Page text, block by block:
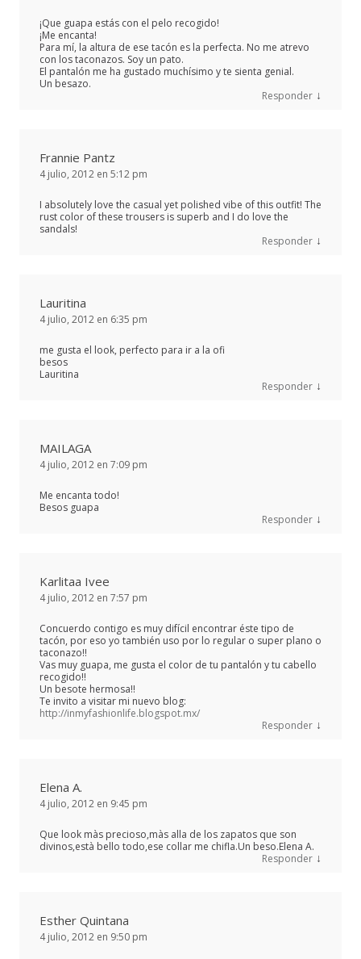
¡Que guapa estás con el pelo recogido!
¡Me encanta!
Para mí, la altura de ese tacón es la perfecta. No me atrevo
con los taconazos. Soy un pato.
El pantalón me ha gustado muchísimo y te sienta genial.
Un besazo.
Responder ↓
Frannie Pantz
4 julio, 2012 en 5:12 pm
I absolutely love the casual yet polished vibe of this outfit! The
rust color of these trousers is superb and I do love the
sandals!
Responder ↓
Lauritina
4 julio, 2012 en 6:35 pm
me gusta el look, perfecto para ir a la ofi
besos
Lauritina
Responder ↓
MAILAGA
4 julio, 2012 en 7:09 pm
Me encanta todo!
Besos guapa
Responder ↓
Karlitaa Ivee
4 julio, 2012 en 7:57 pm
Concuerdo contigo es muy difícil encontrar éste tipo de
tacón, por eso yo también uso por lo regular o super plano o
taconazo!!
Vas muy guapa, me gusta el color de tu pantalón y tu cabello
recogido!!
Un besote hermosa!!
Te invito a visitar mi nuevo blog:
http://inmyfashionlife.blogspot.mx/
Responder ↓
Elena A.
4 julio, 2012 en 9:45 pm
Que look màs precioso,màs alla de los zapatos que son
divinos,està bello todo,ese collar me chifla.Un beso.Elena A.
Responder ↓
Esther Quintana
4 julio, 2012 en 9:50 pm